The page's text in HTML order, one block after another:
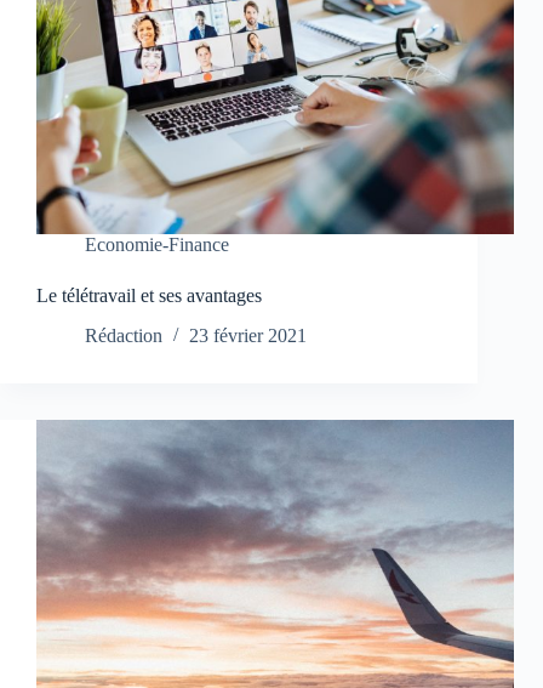
Economie-Finance
Le télétravail et ses avantages
Rédaction
23 février 2021